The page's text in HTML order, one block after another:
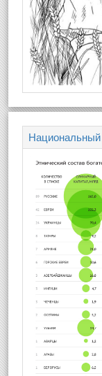
Национальный